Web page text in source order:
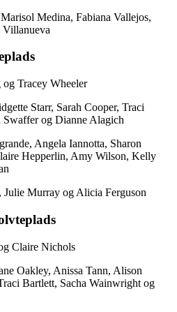
Medina, Fabiana Vallejos,
Villanueva
Tracey Wheeler
Starr, Sarah Cooper, Traci
og Dianne Alagich
Angela Iannotta, Sharon
Hepperlin, Amy Wilson, Kelly
Julie Murray og Alicia Ferguson
Claire Nichols
Oakley, Anissa Tann, Alison
Bartlett, Sacha Wainwright og